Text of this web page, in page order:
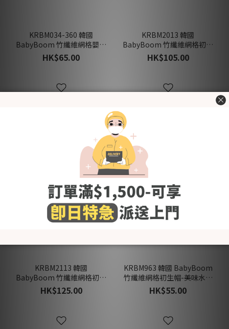
KRBM034-360 韓國
BabyBoom 竹纖維網格嬰兒
360°花花型口水肩-美味水果
(夏)
HK$65.00
KRBM2013 韓國
BabyBoom 竹纖維網格初生
和尚袍-美味水果 (夏)
HK$105.00
KRBM2113 韓國
BabyBoom 竹纖維網格初生
夾衣-美味水果 (夏)
HK$125.00
新品上架
KRBM963 韓國 BabyBoom
竹纖維網格初生帽-美味水果
(夏)
HK$55.00